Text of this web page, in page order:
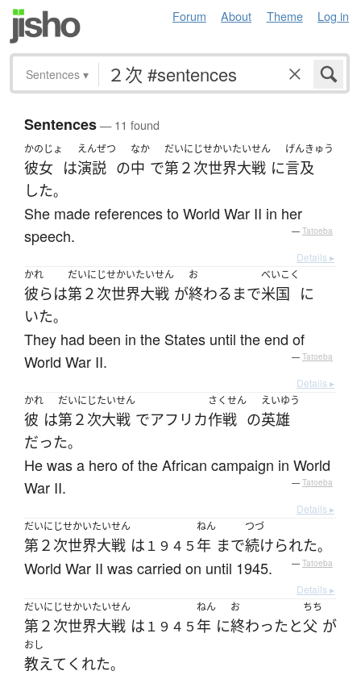
Forum About Theme Log in
Sentences ▾
Sentences— 11 found
かのじょ
彼女 は
えんぜつ
演説 の
なか
中 で
だいにじせかいたいせん
第２次世界大戦 に
げんきゅう
言及
した。
She made references to World War II in her
speech.
— Tatoeba
Details ▸
かれ
彼らは
だいにじせかいたいせん
第２次世界大戦 が
お
終わる まで
べいこく
米国
に
いた。
They had been in the States until the end of
World War II.
— Tatoeba
Details ▸
かれ
彼 は
だいにじたいせん
第２次大戦 でアフリカ
さくせん
作戦 の
えいゆう
英雄
だった。
He was a hero of the African campaign in World
War II.
— Tatoeba
Details ▸
だいにじせかいたいせん
第２次世界大戦 は １９４５
ねん
年 まで
つづ
続けられた。
World War II was carried on until 1945. — Tatoeba
Details ▸
だいにじせかいたいせん
第２次世界大戦 は １９４５
ねん
年 に
お
終わったと
ちち
父 が
おし
教えて くれた。